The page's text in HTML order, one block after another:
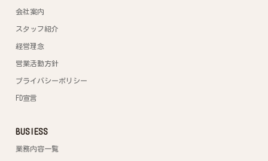
会社案内
スタッフ紹介
経営理念
営業活動方針
プライバシーポリシー
FD宣言
BUSIESS
業務内容一覧